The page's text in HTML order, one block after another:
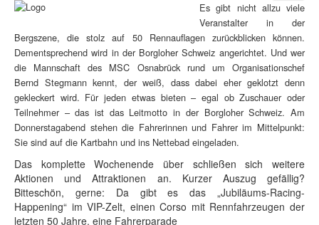
Es gibt nicht allzu viele
Veranstalter in der
Bergszene, die stolz auf 50 Rennauflagen zurückblicken können.
Dementsprechend wird in der Borgloher Schweiz angerichtet. Und wer
die Mannschaft des MSC Osnabrück rund um Organisationschef
Bernd Stegmann kennt, der weiß, dass dabei eher geklotzt denn
gekleckert wird. Für jeden etwas bieten – egal ob Zuschauer oder
Teilnehmer – das ist das Leitmotto in der Borgloher Schweiz. Am
Donnerstagabend stehen die Fahrerinnen und Fahrer im Mittelpunkt:
Sie sind auf die Kartbahn und ins Nettebad eingeladen.
Das komplette Wochenende über schließen sich weitere
Aktionen und Attraktionen an. Kurzer Auszug gefällig?
Bitteschön, gerne: Da gibt es das „Jubiläums-Racing-
Happening“ im VIP-Zelt, einen Corso mit Rennfahrzeugen der
letzten 50 Jahre, eine Fahrerparade